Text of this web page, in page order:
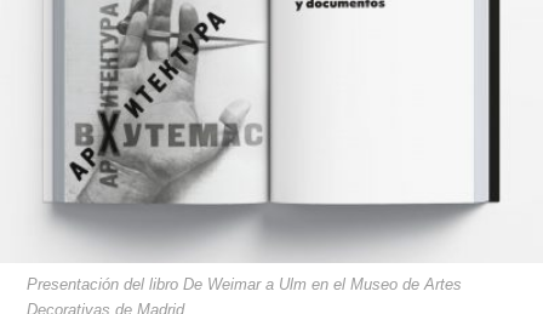
Presentación del libro De Weimar a Ulm en el Museo de Artes
Decorativas de Madrid